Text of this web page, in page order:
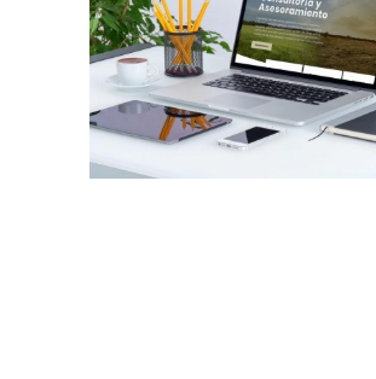
Diseño Web a Medida para
Consultora